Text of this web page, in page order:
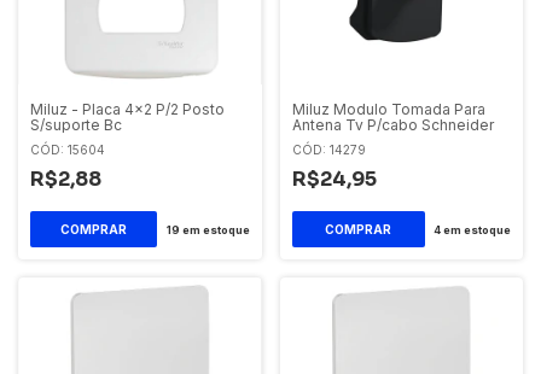
Miluz - Placa 4x2 P/2 Posto
S/suporte Bc
CÓD: 15604
R$2,88
19 em estoque
Miluz Modulo Tomada Para
Antena Tv P/cabo Schneider
CÓD: 14279
R$24,95
4em estoque